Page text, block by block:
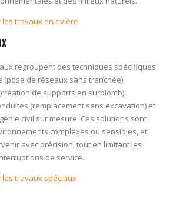
les travaux en rivière
regroupent des techniques spécifiques
(pose de réseaux sans tranchée),
de supports en surplomb),
(remplacement sans excavation) et
civil sur mesure. Ces solutions sont
complexes ou sensibles, et
avec précision, tout en limitant les
de service.
les travaux spéciaux